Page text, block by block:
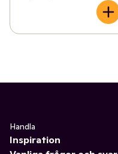
Handla
Inspiration